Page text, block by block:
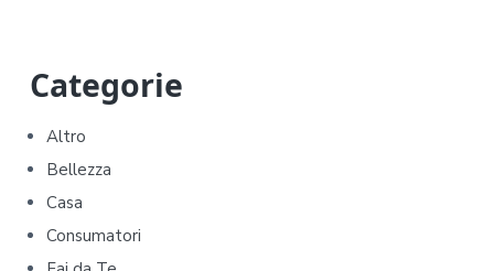
P
r
i
m
a
Categorie
Altro
Bellezza
Casa
Consumatori